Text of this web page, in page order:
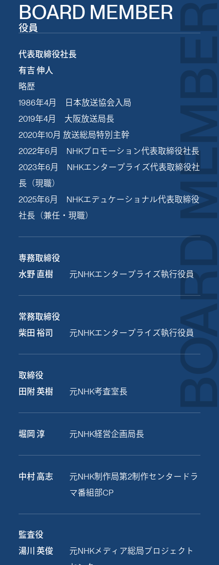
BOARD MEMBER
役員
代表取締役社長
有吉 伸人
略歴
1986年4月 日本放送協会入局
2019年4月 大阪放送局長
2020年10月 放送総局特別主幹
2022年6月 NHKプロモーション代表取締役社長
2023年6月 NHKエンタープライズ代表取締役社
長（現職）
2025年6月 NHKエデュケーショナル代表取締役
社長（兼任・現職）
専務取締役
水野 直樹
元NHKエンタープライズ執行役員
常務取締役
柴田 裕司
元NHKエンタープライズ執行役員
取締役
田附 英樹
元NHK考査室長
堀岡 淳 元NHK経営企画局長
中村 高志
元NHK制作局第2制作センタードラ
マ番組部CP
監査役
湯川 英俊
元NHKメディア総局プロジェクト